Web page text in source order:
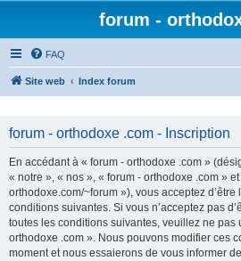
forum -
FAQ
Site web Index forum
forum - orthodoxe .com - Inscription
En accédant à « forum - orthodoxe .com »
« notre », « nos », « forum - orthodoxe .com »
orthodoxe.com/~forum »), vous acceptez
conditions suivantes. Si vous n’acceptez pas
toutes les conditions suivantes, veuillez ne pas
orthodoxe .com ». Nous pouvons modifier ces
moment et nous essaierons de vous informer